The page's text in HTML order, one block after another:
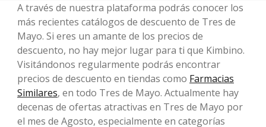
A través de nuestra plataforma podrás conocer los
más recientes catálogos de descuento de Tres de
Mayo. Si eres un amante de los precios de
descuento, no hay mejor lugar para ti que Kimbino.
Visitándonos regularmente podrás encontrar
precios de descuento en tiendas como Farmacias
Similares, en todo Tres de Mayo. Actualmente hay
decenas de ofertas atractivas en Tres de Mayo por
el mes de Agosto, especialmente en categorías